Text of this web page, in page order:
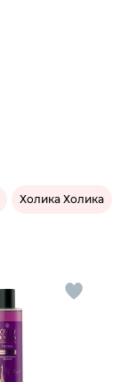
Холика Холика